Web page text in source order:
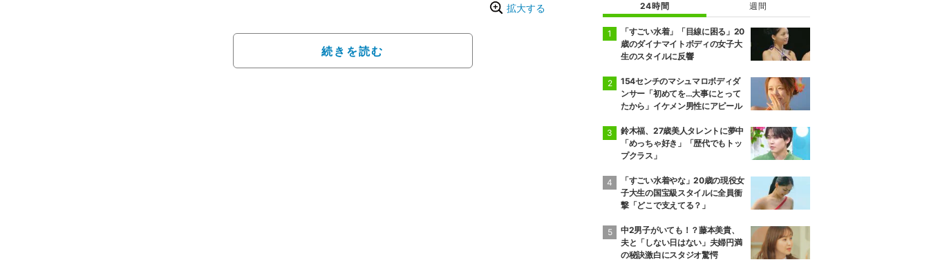
拡大する
いとうまくいかないじゃん」という開き直り発言を受け、スタ
ジオの話題は「過去の恋愛で失った信頼を取り戻す術はある
続きを読む
24時間 週間
「すごい水着」「目線に困る」20
歳のダイナマイトボディの女子大
生のスタイルに反響
154センチのマシュマロボディダ
ンサー「初めてを…大事にとって
たから」イケメン男性にアピール
鈴木福、27歳美人タレントに夢中
「めっちゃ好き」「歴代でもトッ
プクラス」
「すごい水着やな」20歳の現役女
子大生の国宝級スタイルに全員衝
撃「どこで支えてる？」
中2男子がいても！？藤本美貴、
夫と「しない日はない」夫婦円満
の秘訣激白にスタジオ驚愕